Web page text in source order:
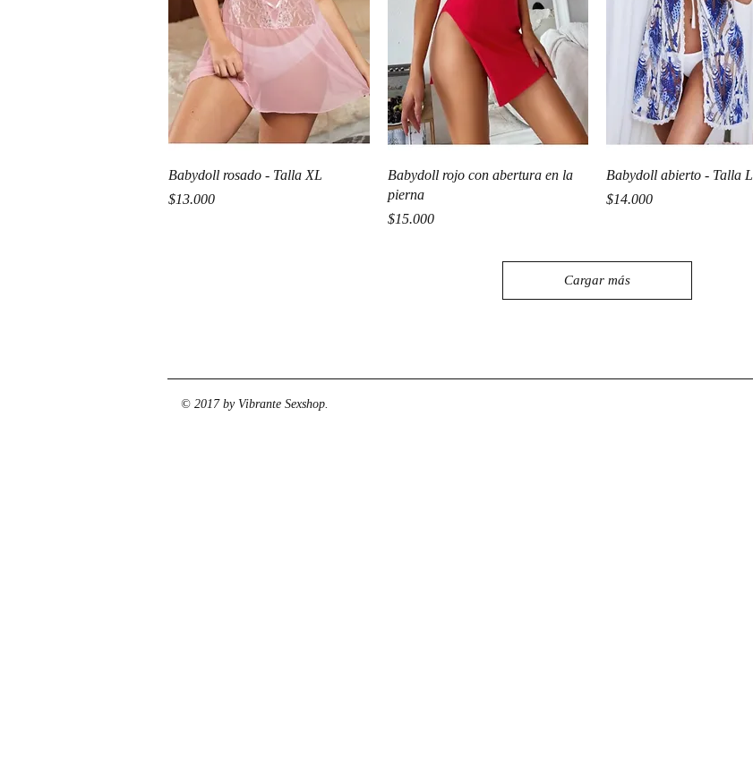
Vista rápida
Babydoll rosado - Talla XL
Precio
$13.000
Vista rápida
Babydoll rojo con abertura en la
pierna
Precio
$15.000
Vista rápida
Babydoll abierto - Talla L
Precio
$14.000
Cargar más
© 2017 by Vibrante Sexshop.